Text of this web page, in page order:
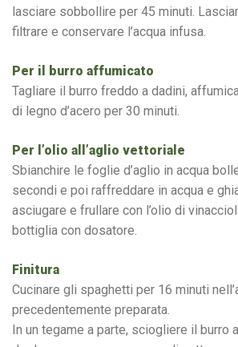
lasciare sobbollire per 45 minuti.
filtrare e conservare l’acqua infusa.
Per il burro affumicato
Tagliare il burro freddo a dadini,
di legno d’acero per 30 minuti.
Per l’olio all’aglio vettoriale
Sbianchire le foglie d’aglio in acqua
secondi e poi raffreddare in acqua e
asciugare e frullare con l’olio di
bottiglia con dosatore.
Finitura
Cucinare gli spaghetti per 16 minuti
precedentemente preparata.
In un tegame a parte, sciogliere il burro